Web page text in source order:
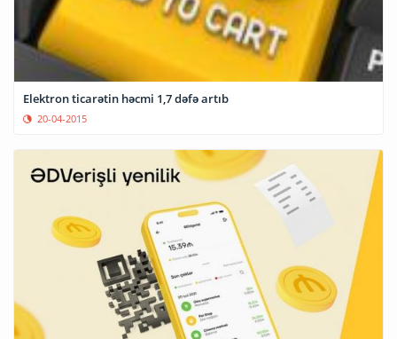
Elektron ticarətin həcmi 1,7 dəfə artıb
20-04-2015